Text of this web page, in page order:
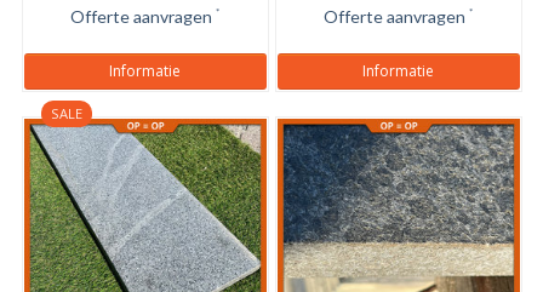
SALE
Offerte aanvragen *
Informatie
Offerte aanvragen *
Informatie